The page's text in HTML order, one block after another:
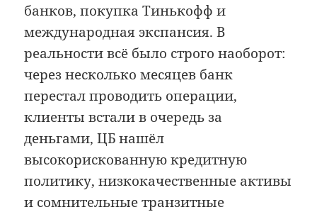
банков, покупка Тинькофф и
международная экспансия. В
реальности всё было строго наоборот:
через несколько месяцев банк
перестал проводить операции,
клиенты встали в очередь за
деньгами, ЦБ нашёл
высокорискованную кредитную
политику, низкокачественные активы
и сомнительные транзитные